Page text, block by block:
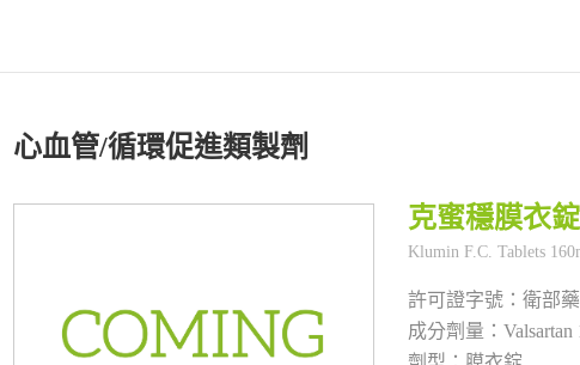
心血管/循環促進類製劑
克蜜穩膜衣
衛部
Valsartan